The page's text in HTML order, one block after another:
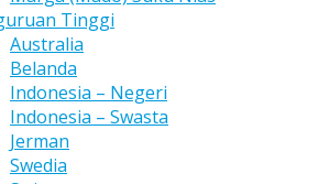
Tinggi
Australia
Belanda
Indonesia – Negeri
Indonesia – Swasta
Jerman
Swedia